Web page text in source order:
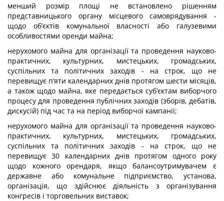
менший розмір площі не встановлено рішенням
представницького органу місцевого самоврядування -
щодо об’єктів комунальної власності або галузевими
особливостями оренди майна;
нерухомого майна для організації та проведення науково-
практичних, культурних, мистецьких, громадських,
суспільних та політичних заходів - на строк, що не
перевищує п’яти календарних днів протягом шести місяців,
а також щодо майна, яке передається суб’єктам виборчого
процесу для проведення публічних заходів (зборів, дебатів,
дискусій) під час та на період виборчої кампанії;
нерухомого майна для організації та проведення науково-
практичних, культурних, мистецьких, громадських,
суспільних та політичних заходів - на строк, що не
перевищує 30 календарних днів протягом одного року
щодо кожного орендаря, якщо балансоутримувачем є
державне або комунальне підприємство, установа,
організація, що здійснює діяльність з організування
конгресів і торговельних виставок;